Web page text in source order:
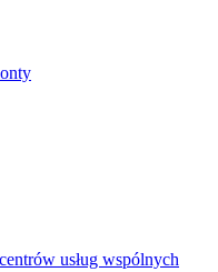
usług wspólnych